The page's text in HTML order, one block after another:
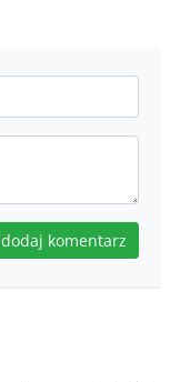
dodaj komentarz